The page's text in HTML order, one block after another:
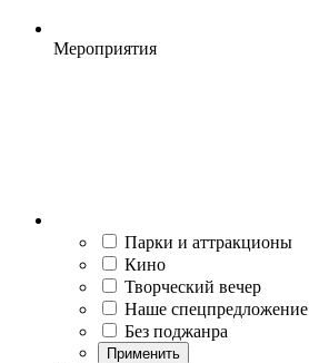
Мероприятия
Парки и аттракционы
Кино
Творческий вечер
Наше спецпредложение
Без поджанра
Применить